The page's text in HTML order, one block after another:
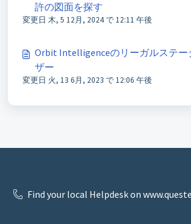
許の図面を探す
変更日 木, 5 12月, 2024 で 12:11 午後
Orbit Intelligenceのリーガルステー
ザー
変更日 火, 13 6月, 2023 で 12:06 午後
Find your local Helpdesk on